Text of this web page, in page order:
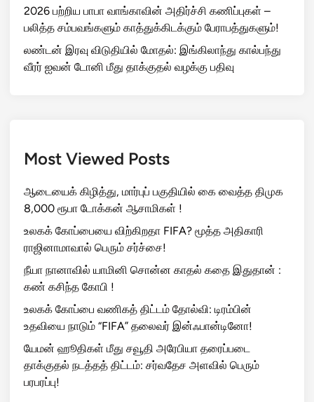
2026 பற்றிய பாபா வாங்காவின் அதிர்ச்சி கணிப்புகள் –
பலித்த சம்பவங்களும் காத்துக்கிடக்கும் பேராபத்துகளும்!
லண்டன் இரவு விடுதியில் மோதல்: இங்கிலாந்து கால்பந்து
வீரர் ஐவன் டோனி மீது தாக்குதல் வழக்கு பதிவு
Most Viewed Posts
ஆடையைக் கிழித்து, மார்புப் பகுதியில் கை வைத்த திமுக
8,000 ரூபா டோக்கன் ஆசாமிகள் !
உலகக் கோப்பையை விற்கிறதா FIFA? மூத்த அதிகாரி
ராஜினாமாவால் பெரும் சர்ச்சை!
நீயா நானாவில் யாமினி சொன்ன காதல் கதை இதுதான் :
கண் கசிந்த கோபி !
உலகக் கோப்பை வணிகத் திட்டம் தோல்வி: டிரம்பின்
உதவியை நாடும் “FIFA” தலைவர் இன்ஃபான்டினோ!
யேமன் ஹூதிகள் மீது சவூதி அரேபியா தரைப்படை
தாக்குதல் நடத்தத் திட்டம்: சர்வதேச அளவில் பெரும்
பரபரப்பு!